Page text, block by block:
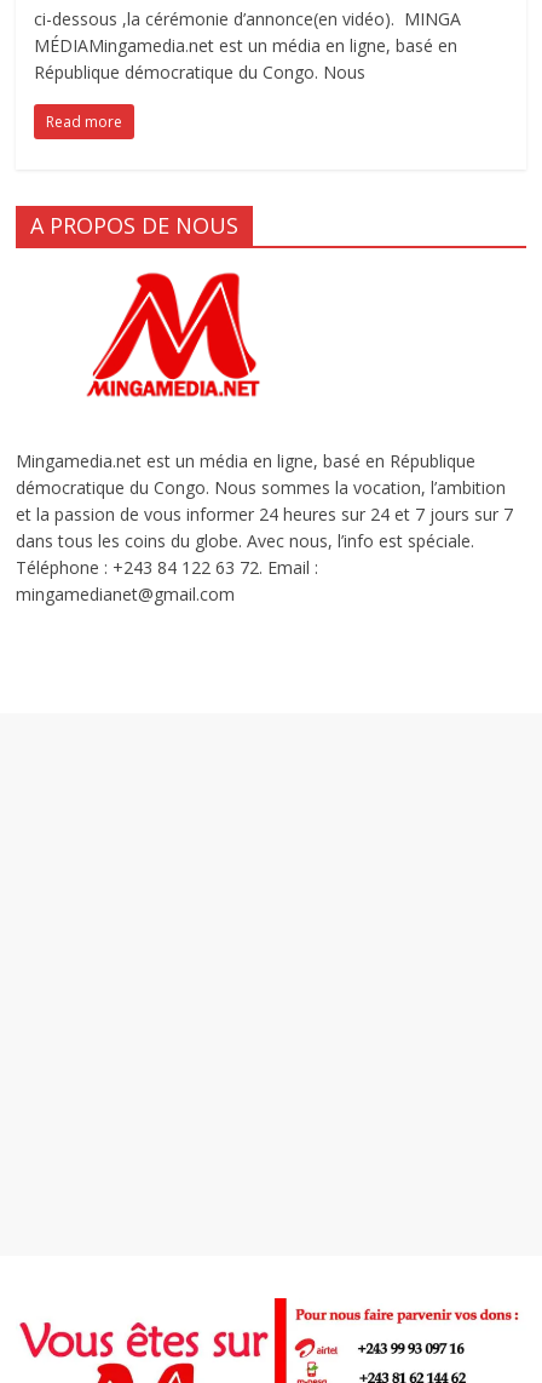
ci-dessous ,la cérémonie d’annonce(en vidéo). MINGA
MÉDIAMingamedia.net est un média en ligne, basé en
République démocratique du Congo. Nous
Read more
A PROPOS DE NOUS
Mingamedia.net est un média en ligne, basé en République
démocratique du Congo. Nous sommes la vocation, l’ambition
et la passion de vous informer 24 heures sur 24 et 7 jours sur 7
dans tous les coins du globe. Avec nous, l’info est spéciale.
Téléphone : +243 84 122 63 72. Email :
mingamedianet@gmail.com